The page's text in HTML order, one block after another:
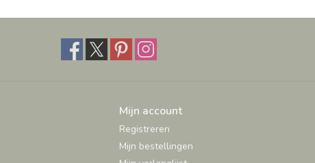
Mijn account
Registreren
Mijn bestellingen